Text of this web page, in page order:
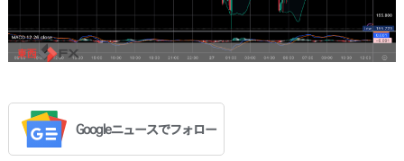
Googleニュースでフォロー